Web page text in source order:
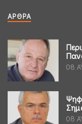
ΆΡΘΡΑ
08
08